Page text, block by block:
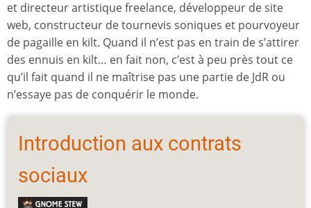
et directeur artistique freelance, développeur de site
web, constructeur de tournevis soniques et pourvoyeur
de pagaille en kilt. Quand il n’est pas en train de s’attirer
des ennuis en kilt… en fait non, c’est à peu près tout ce
qu’il fait quand il ne maîtrise pas une partie de JdR ou
n’essaye pas de conquérir le monde.
Introduction aux contrats
sociaux